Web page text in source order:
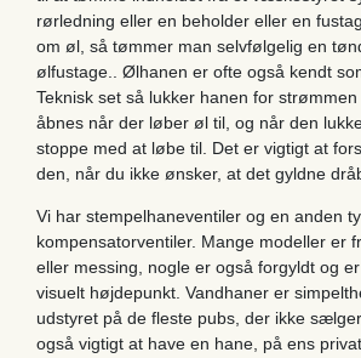
rørledning eller en beholder eller en
om øl, så tømmer man selvfølgelig en
ølfustage.. Ølhanen er ofte også kendt
Teknisk set så lukker hanen for
åbnes når der løber øl til, og når den
stoppe med at løbe til. Det er vigtigt at
den, når du ikke ønsker, at det gyldne
Vi har stempelhaneventiler og en anden
kompensatorventiler. Mange modeller er
eller messing, nogle er også forgyldt og
visuelt højdepunkt. Vandhaner er
udstyret på de fleste pubs, der ikke
også vigtigt at have en hane, på ens